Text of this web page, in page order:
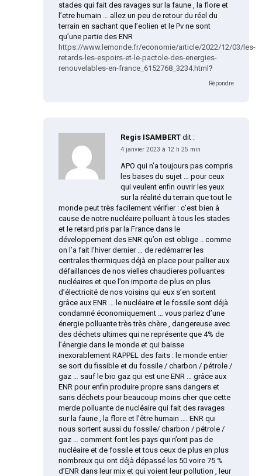
stades qui fait des ravages sur la faune , la flore et
l’etre humain … allez un peu de retour du réel du
terrain en sachant que l’eolien et le Pv ne sont
qu’une partie des ENR
https://www.lemonde.fr/economie/article/2022/12/03/les-
retards-les-espoirs-et-le-pactole-des-energies-
renouvelables-en-france_6152768_3234.html ?
Répondre
Regis ISAMBERT dit :
4 janvier 2023 à 12 h 25 min
APO qui n’a toujours pas compris
les bases du sujet … pour ceux
qui veulent enfin ouvrir les yeux
sur la réalité du terrain que tout le
monde peut très facilement vérifier : c’est bien à
cause de notre nucléaire polluant à tous les stades
et le retard pris par la France dans le
développement des ENR qu’on est oblige .. comme
on l’a fait l’hiver dernier … de redémarrer les
centrales thermiques déjà en place pour pallier aux
défaillances de nos vielles chaudieres polluantes
nucléaires et que l’on importe de plus en plus
d’électricité de nos voisins qui eux s’en sortent
grâce aux ENR … le nucléaire et le fossile sont déjà
condamné économiquement … vous parlez d’une
énergie polluante très très chère , dangereuse avec
des déchets ultimes qui ne représente que 4% de
l’énergie dans le monde et qui baisse
inexorablement RAPPEL des faits : le monde entier
se sort du fissible et du fossile / charbon / pétrole /
gaz … sauf le bio gaz qui est une ENR … grâce aux
ENR pour enfin produire propre sans dangers et
sans déchets pour beaucoup moins cher que cette
merde polluante de nucléaire qui fait des ravages
sur la faune , la flore et l’être humain …. ENR qui
nous sortent aussi du fossile/ charbon / pétrole /
gaz … comment font les pays qui n’ont pas de
nucléaire et de fossile et tous ceux de plus en plus
nombreux qui ont déjà dépassé les 50 voire 75 %
d’ENR dans leur mix et qui voient leur pollution , leur